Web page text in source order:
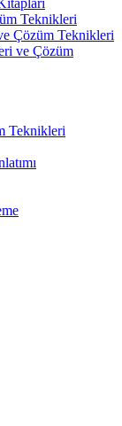
Teknikleri
Çözüm Teknikleri
ve Çözüm
Teknikleri